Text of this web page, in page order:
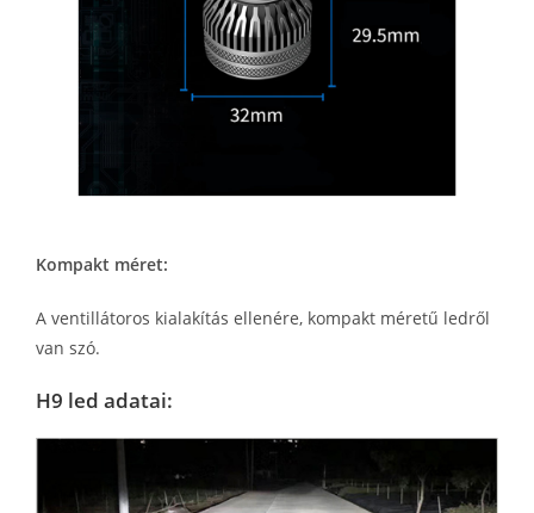
Kompakt méret:
A ventillátoros kialakítás ellenére, kompakt méretű ledről
van szó.
H9 led adatai: